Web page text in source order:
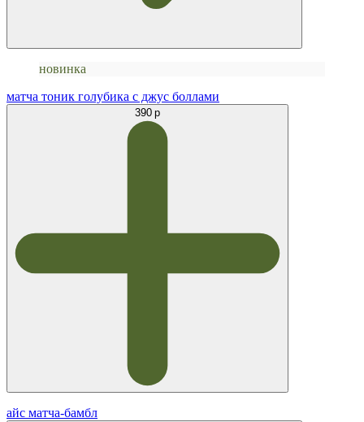
новинка
матча тоник голубика с джус боллами
390 р
айс матча-бамбл